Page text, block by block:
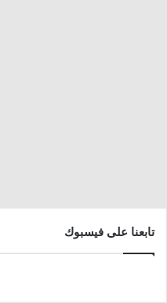
تابعنا على فيسبوك